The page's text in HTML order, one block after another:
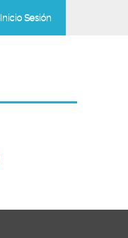
Inicio Sesión